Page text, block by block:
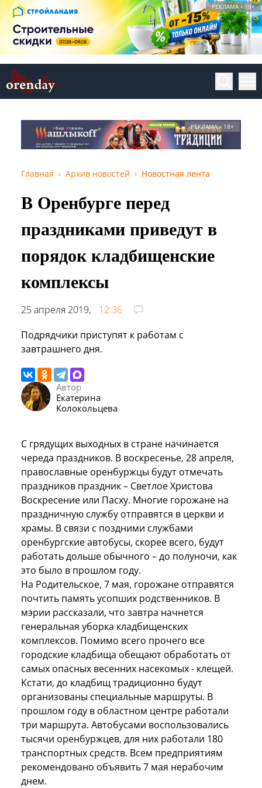
РЕКЛАМА • 18+
РЕКЛАМА • 18+
Главная Архив новостей Новостная лента
В Оренбурге перед
праздниками приведут в
порядок кладбищенские
комплексы
25 апреля 2019,
12:36
Подрядчики приступят к работам с
завтрашнего дня.
Автор
Екатерина
Колокольцева
С грядущих выходных в стране начинается
череда праздников. В воскресенье, 28 апреля,
православные оренбуржцы будут отмечать
праздников праздник – Светлое Христова
Воскресение или Пасху. Многие горожане на
праздничную службу отправятся в церкви и
храмы. В связи с поздними службами
оренбургские автобусы, скорее всего, будут
работать дольше обычного – до полуночи, как
это было в прошлом году.
На Родительское, 7 мая, горожане отправятся
почтить память усопших родственников. В
мэрии рассказали, что завтра начнется
генеральная уборка кладбищенских
комплексов. Помимо всего прочего все
городские кладбища обещают обработать от
самых опасных весенних насекомых - клещей.
Кстати, до кладбищ традиционно будут
организованы специальные маршруты. В
прошлом году в областном центре работали
три маршрута. Автобусами воспользовались
тысячи оренбуржцев, для них работали 180
транспортных средств. Всем предприятиям
рекомендовано объявить 7 мая нерабочим
днем.